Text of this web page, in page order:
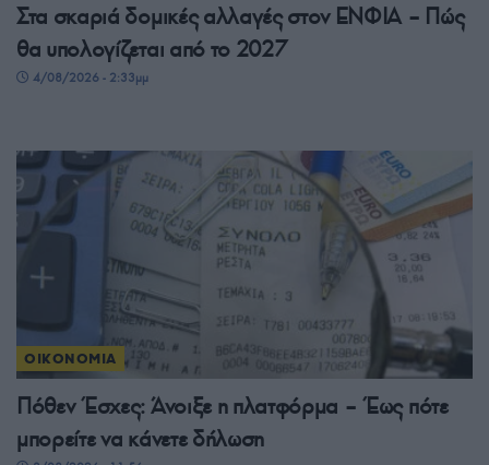
Στα σκαριά δομικές αλλαγές στον ΕΝΦΙΑ – Πώς
θα υπολογίζεται από το 2027
4/08/2026 - 2:33μμ
ΟΙΚΟΝΟΜΙΑ
Πόθεν Έσχες: Άνοιξε η πλατφόρμα – Έως πότε
μπορείτε να κάνετε δήλωση